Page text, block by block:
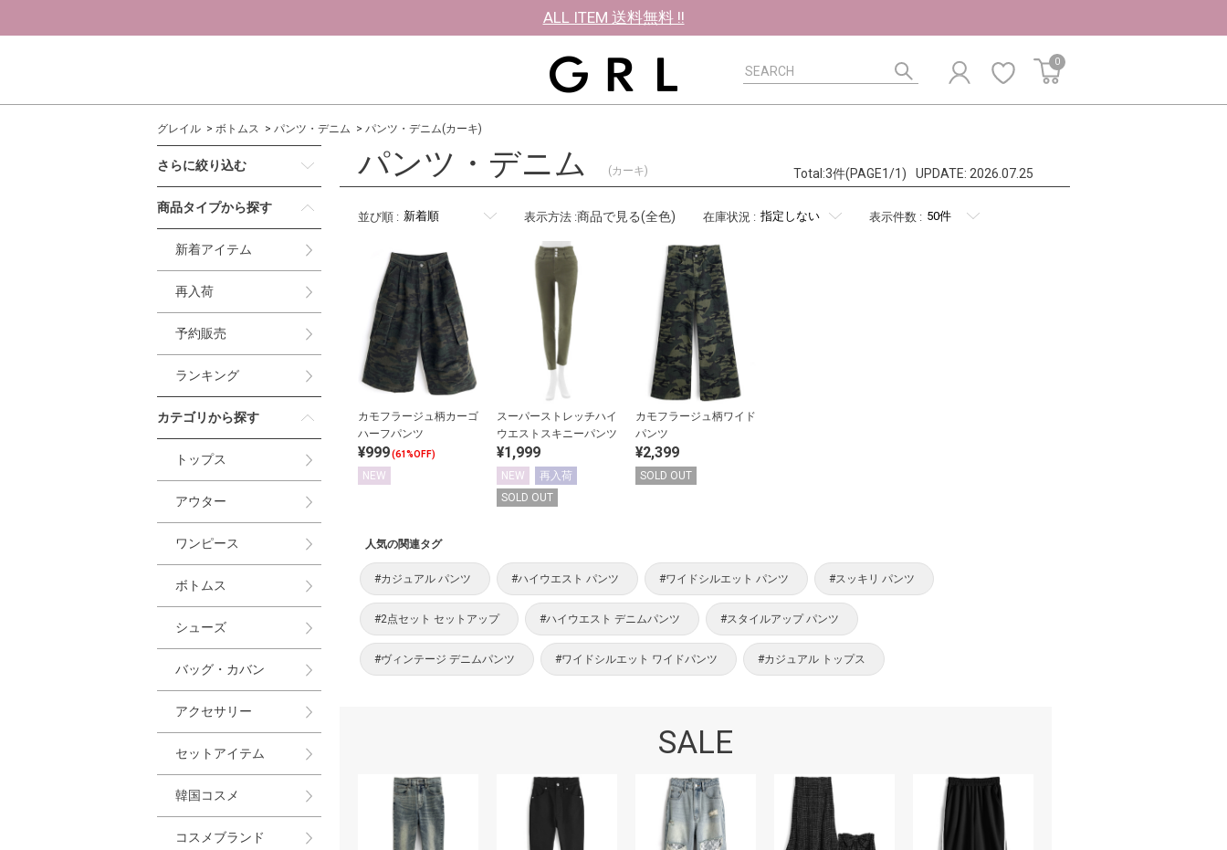
ALL ITEM 送料無料 !!
0
グレイル ボトムス パンツ・デニム パンツ・デニム(カーキ)
さらに絞り込む
商品タイプから探す
新着アイテム
再入荷
予約販売
ランキング
カテゴリから探す
トップス
アウター
ワンピース
ボトムス
シューズ
バッグ・カバン
アクセサリー
セットアイテム
韓国コスメ
コスメブランド
パンツ・デニム (カーキ) Total:3件(PAGE1/1) UPDATE: 2026.07.25
並び順 : 表示方法 :商品で見る(全色) 在庫状況 : 表示件数 :
カモフラージュ柄カーゴ
ハーフパンツ
¥999(61%OFF)
NEW
スーパーストレッチハイ
ウエストスキニーパンツ
¥1,999
NEW
再入荷
SOLD OUT
カモフラージュ柄ワイド
パンツ
¥2,399
SOLD OUT
人気の関連タグ
#カジュアル パンツ #ハイウエスト パンツ #ワイドシルエット パンツ #スッキリ パンツ
#2点セット セットアップ #ハイウエスト デニムパンツ #スタイルアップ パンツ
#ヴィンテージ デニムパンツ #ワイドシルエット ワイドパンツ #カジュアル トップス
SALE